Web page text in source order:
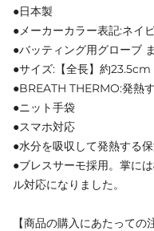
●日本製
●メーカーカラー表記:ネイ
●バッティング用グローブ
●サイズ:【全長】約23.5cm
●BREATH THERMO:発熱
●ニット手袋
●スマホ対応
●水分を吸収して発熱する
●ブレスサーモ採用。掌に
ル対応になりました。
【商品の購入にあたっての